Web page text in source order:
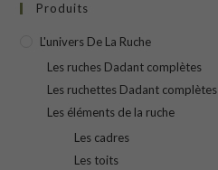
Produits
L'univers De La Ruche
Les ruches Dadant complètes
Les ruchettes Dadant complètes
Les éléments de la ruche
Les cadres
Les toits